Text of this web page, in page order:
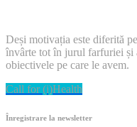
Deși motivația este diferită
învârte tot în jurul farfuriei și
obiectivele pe care le avem.
Call for (i)Health
Înregistrare la newsletter